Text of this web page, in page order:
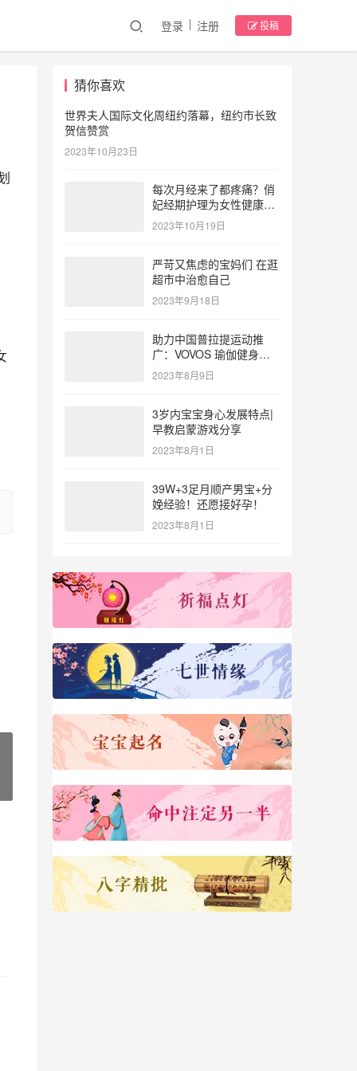
登录 注册 投稿
猜你喜欢
世界夫人国际文化周纽约落幕，纽约市长致
贺信赞赏
2023年10月23日
每次月经来了都疼痛？俏
妃经期护理为女性健康护
航
2023年10月19日
严苛又焦虑的宝妈们 在逛
超市中治愈自己
2023年9月18日
助力中国普拉提运动推
广：VOVOS 瑜伽健身服
参与北体大专业普拉提教
练培训
2023年8月9日
3岁内宝宝身心发展特点|
早教启蒙游戏分享
2023年8月1日
39W+3足月顺产男宝+分
娩经验！还愿接好孕！
2023年8月1日